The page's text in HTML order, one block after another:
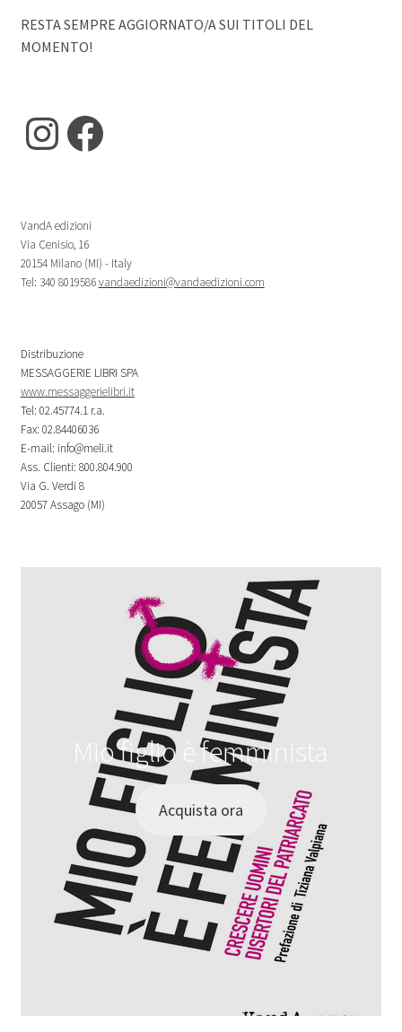
RESTA SEMPRE AGGIORNATO/A SUI TITOLI DEL
MOMENTO!
Instagram
Facebook
VandA edizioni
Via Cenisio, 16
20154 Milano (MI) - Italy
Tel: 340 8019586vandaedizioni@vandaedizioni.com
Distribuzione
MESSAGGERIE LIBRI SPA
www.messaggerielibri.it
Tel: 02.45774.1 r.a.
Fax: 02.84406036
E-mail: info@meli.it
Ass. Clienti: 800.804.900
Via G. Verdi 8
20057 Assago (MI)
Mio figlio è femminista
Acquista ora